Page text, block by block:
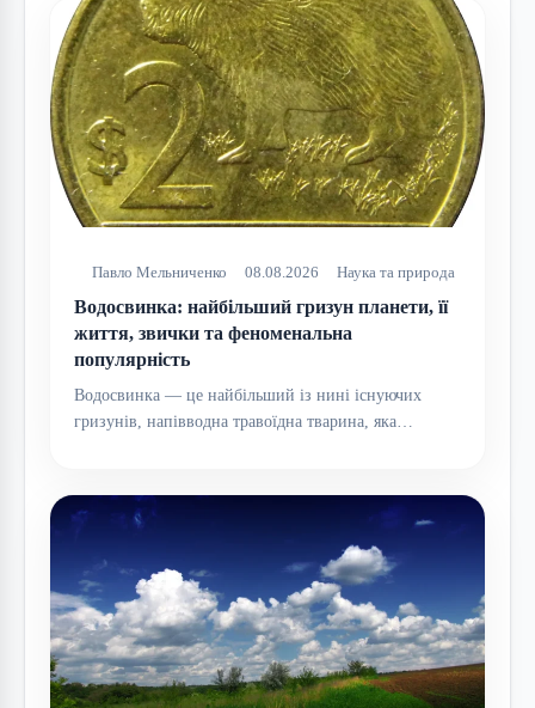
Павло Мельниченко 08.08.2026 Наука та природа
Водосвинка: найбільший гризун планети, її
життя, звички та феноменальна
популярність
Водосвинка — це найбільший із нині існуючих
гризунів, напівводна травоїдна тварина, яка…